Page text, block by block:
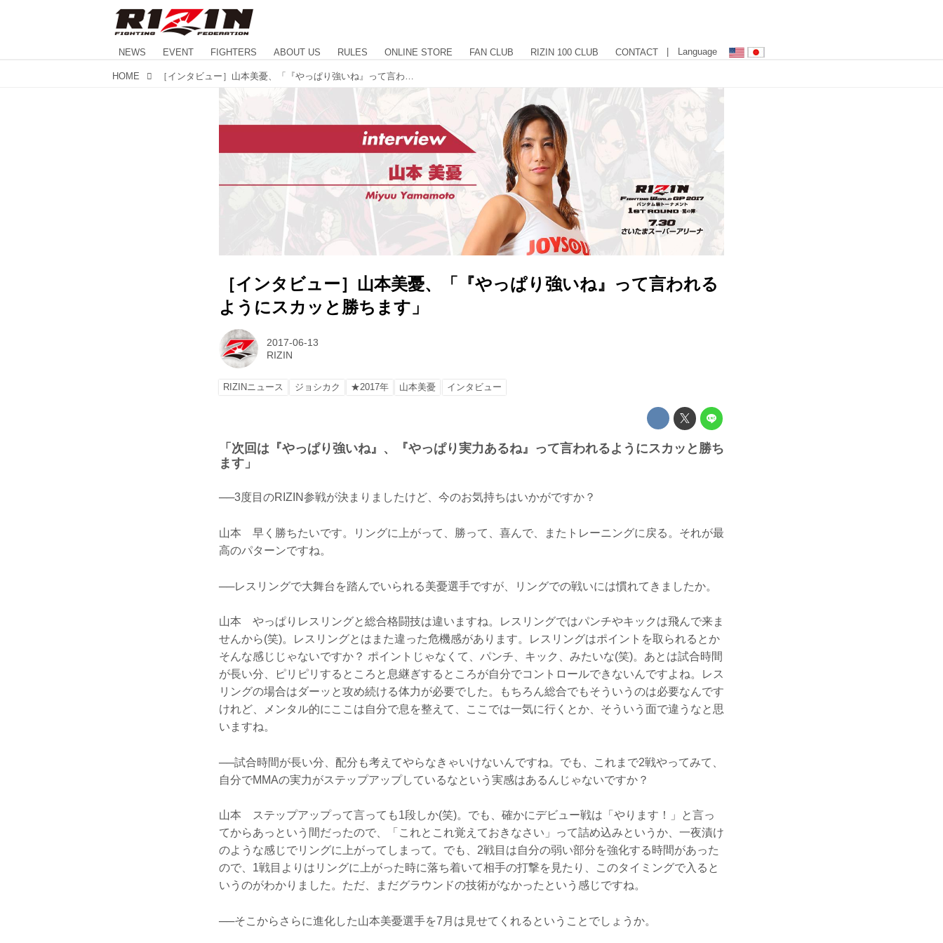
NEWS EVENT FIGHTERS ABOUT US RULES ONLINE STORE FAN CLUB RIZIN 100 CLUB CONTACT | Language
HOME
［インタビュー］山本美憂、「『やっぱり強いね』って言われる
ようにスカッと勝ちます」
2017-06-13
RIZIN
RIZINニュース ジョシカク ★2017年 山本美憂 インタビュー
「次回は『やっぱり強いね』、『やっぱり実力あるね』って言われるようにスカッと勝ち
ます」
──3度目のRIZIN参戦が決まりましたけど、今のお気持ちはいかがですか？
山本 早く勝ちたいです。リングに上がって、勝って、喜んで、またトレーニングに戻る。それが最
高のパターンですね。
──レスリングで大舞台を踏んでいられる美憂選手ですが、リングでの戦いには慣れてきましたか。
山本 やっぱりレスリングと総合格闘技は違いますね。レスリングではパンチやキックは飛んで来ま
せんから(笑)。レスリングとはまた違った危機感があります。レスリングはポイントを取られるとか
そんな感じじゃないですか？ ポイントじゃなくて、パンチ、キック、みたいな(笑)。あとは試合時間
が長い分、ピリピリするところと息継ぎするところが自分でコントロールできないんですよね。レス
リングの場合はダーッと攻め続ける体力が必要でした。もちろん総合でもそういうのは必要なんです
けれど、メンタル的にここは自分で息を整えて、ここでは一気に行くとか、そういう面で違うなと思
いますね。
──試合時間が長い分、配分も考えてやらなきゃいけないんですね。でも、これまで2戦やってみて、
自分でMMAの実力がステップアップしているなという実感はあるんじゃないですか？
山本 ステップアップって言っても1段しか(笑)。でも、確かにデビュー戦は「やります！」と言っ
てからあっという間だったので、「これとこれ覚えておきなさい」って詰め込みというか、一夜漬け
のような感じでリングに上がってしまって。でも、2戦目は自分の弱い部分を強化する時間があった
ので、1戦目よりはリングに上がった時に落ち着いて相手の打撃を見たり、このタイミングで入ると
いうのがわかりました。ただ、まだグラウンドの技術がなかったという感じですね。
──そこからさらに進化した山本美憂選手を7月は見せてくれるということでしょうか。